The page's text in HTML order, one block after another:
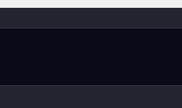
να αγοράσετε το Knowunity Pro.